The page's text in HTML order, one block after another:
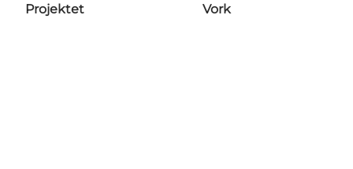
Projektet
Vork